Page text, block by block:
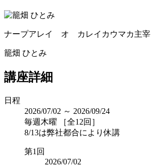
ナープアレイ オ カレイカウマカ主宰
籠畑 ひとみ
講座詳細
日程
2026/07/02 ～ 2026/09/24
毎週木曜 ［全12回］
8/13は弊社都合により休講
第1回
2026/07/02